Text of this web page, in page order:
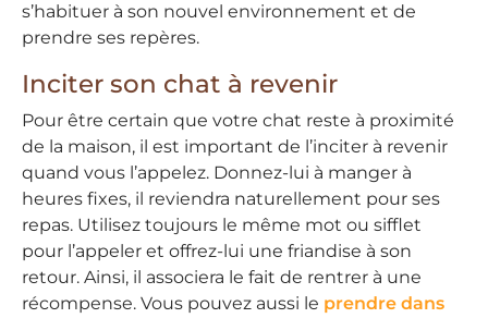
s’habituer à son nouvel environnement et de
prendre ses repères.
Inciter son chat à revenir
Pour être certain que votre chat reste à proximité
de la maison, il est important de l’inciter à revenir
quand vous l’appelez. Donnez-lui à manger à
heures fixes, il reviendra naturellement pour ses
repas. Utilisez toujours le même mot ou sifflet
pour l’appeler et offrez-lui une friandise à son
retour. Ainsi, il associera le fait de rentrer à une
récompense. Vous pouvez aussi le prendre dans